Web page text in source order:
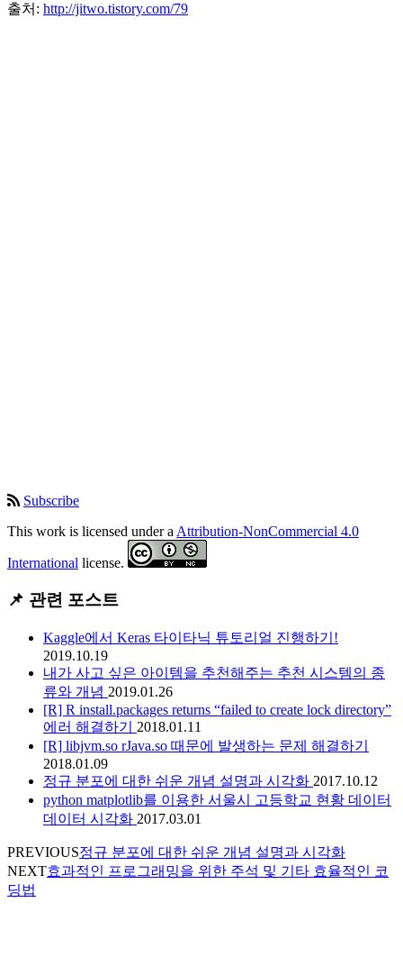
출처: http://jitwo.tistory.com/79
Subscribe
This work is licensed under a Attribution-NonCommercial 4.0
International license.
📌 관련 포스트
Kaggle에서 Keras 타이타닉 튜토리얼 진행하기!
2019.10.19
내가 사고 싶은 아이템을 추천해주는 추천 시스템의 종
류와 개념 2019.01.26
[R] R install.packages returns “failed to create lock directory”
에러 해결하기 2018.01.11
[R] libjvm.so rJava.so 때문에 발생하는 문제 해결하기
2018.01.09
정규 분포에 대한 쉬운 개념 설명과 시각화 2017.10.12
python matplotlib를 이용한 서울시 고등학교 현황 데이터
데이터 시각화 2017.03.01
PREVIOUS정규 분포에 대한 쉬운 개념 설명과 시각화
NEXT효과적인 프로그래밍을 위한 주석 및 기타 효율적인 코
딩법